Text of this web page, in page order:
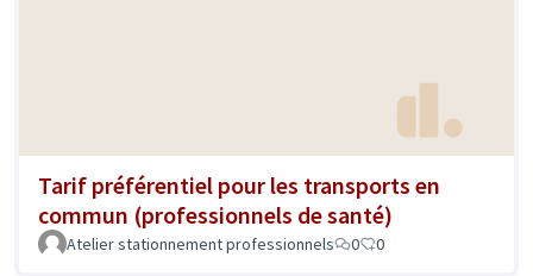
Tarif préférentiel pour les transports en
commun (professionnels de santé)
Atelier stationnement professionnels 0 0